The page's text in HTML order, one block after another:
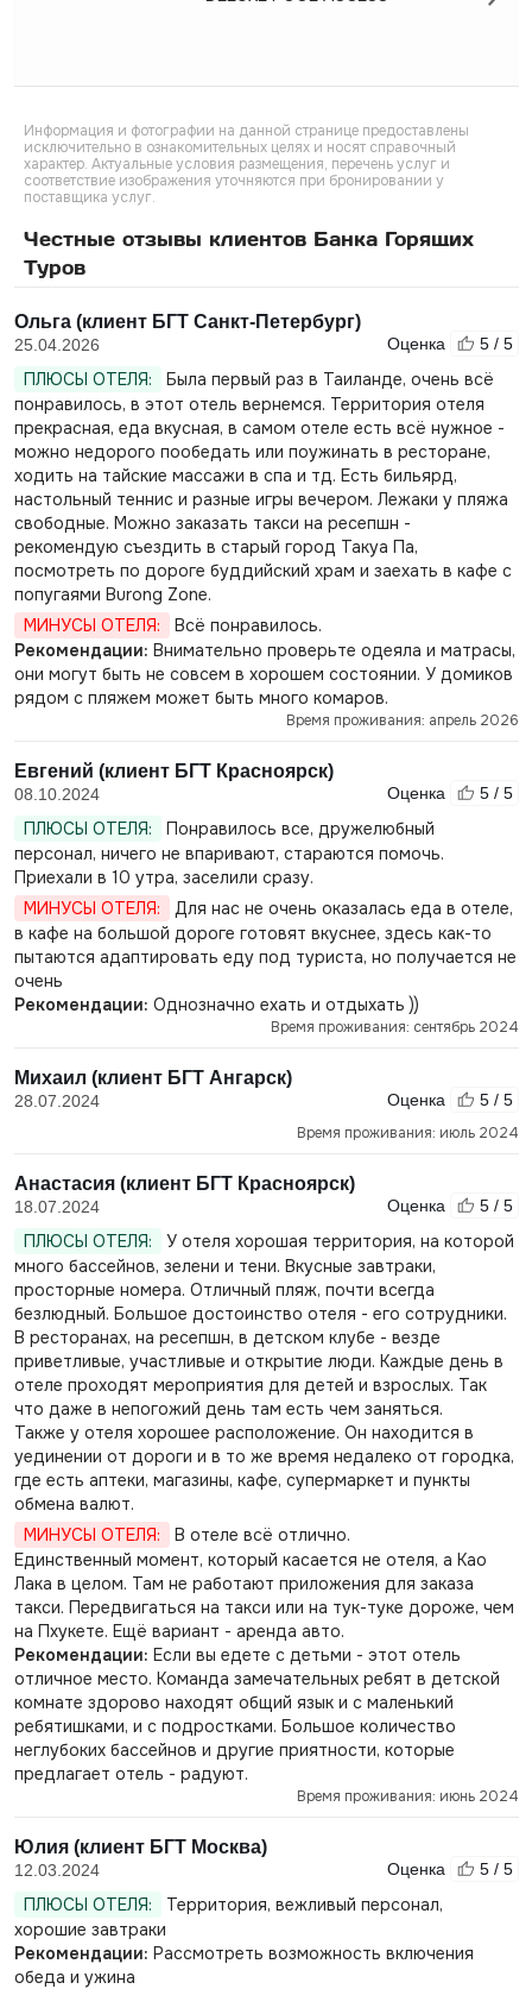
Информация и фотографии на данной странице предоставлены
исключительно в ознакомительных целях и носят справочный
характер. Актуальные условия размещения, перечень услуг и
соответствие изображения уточняются при бронировании у
поставщика услуг.
Честные отзывы клиентов Банка Горящих
Туров
Ольга (клиент БГТ Санкт-Петербург)
25.04.2026 Оценка 5 / 5
ПЛЮСЫ ОТЕЛЯ:
Была первый раз в Таиланде, очень всё
понравилось, в этот отель вернемся. Территория отеля
прекрасная, еда вкусная, в самом отеле есть всё нужное -
можно недорого пообедать или поужинать в ресторане,
ходить на тайские массажи в спа и тд. Есть бильярд,
настольный теннис и разные игры вечером. Лежаки у пляжа
свободные. Можно заказать такси на ресепшн -
рекомендую съездить в старый город Такуа Па,
посмотреть по дороге буддийский храм и заехать в кафе с
попугаями Burong Zone.
МИНУСЫ ОТЕЛЯ:
Всё понравилось.
Рекомендации: Внимательно проверьте одеяла и матрасы,
они могут быть не совсем в хорошем состоянии. У домиков
рядом с пляжем может быть много комаров.
Время проживания: апрель 2026
Евгений (клиент БГТ Красноярск)
08.10.2024 Оценка 5 / 5
ПЛЮСЫ ОТЕЛЯ:
Понравилось все, дружелюбный
персонал, ничего не впаривают, стараются помочь.
Приехали в 10 утра, заселили сразу.
МИНУСЫ ОТЕЛЯ:
Для нас не очень оказалась еда в отеле,
в кафе на большой дороге готовят вкуснее, здесь как-то
пытаются адаптировать еду под туриста, но получается не
очень
Рекомендации: Однозначно ехать и отдыхать ))
Время проживания: сентябрь 2024
Михаил (клиент БГТ Ангарск)
28.07.2024 Оценка
5 / 5
Время проживания: июль 2024
Анастасия (клиент БГТ Красноярск)
18.07.2024 Оценка 5 / 5
ПЛЮСЫ ОТЕЛЯ:
У отеля хорошая территория, на которой
много бассейнов, зелени и тени. Вкусные завтраки,
просторные номера. Отличный пляж, почти всегда
безлюдный. Большое достоинство отеля - его сотрудники.
В ресторанах, на ресепшн, в детском клубе - везде
приветливые, участливые и открытие люди. Каждые день в
отеле проходят мероприятия для детей и взрослых. Так
что даже в непогожий день там есть чем заняться.
Также у отеля хорошее расположение. Он находится в
уединении от дороги и в то же время недалеко от городка,
где есть аптеки, магазины, кафе, супермаркет и пункты
обмена валют.
МИНУСЫ ОТЕЛЯ:
В отеле всё отлично.
Единственный момент, который касается не отеля, а Као
Лака в целом. Там не работают приложения для заказа
такси. Передвигаться на такси или на тук-туке дороже, чем
на Пхукете. Ещё вариант - аренда авто.
Рекомендации: Если вы едете с детьми - этот отель
отличное место. Команда замечательных ребят в детской
комнате здорово находят общий язык и с маленький
ребятишками, и с подростками. Большое количество
неглубоких бассейнов и другие приятности, которые
предлагает отель - радуют.
Время проживания: июнь 2024
Юлия (клиент БГТ Москва)
12.03.2024 Оценка 5 / 5
ПЛЮСЫ ОТЕЛЯ:
Территория, вежливый персонал,
хорошие завтраки
Рекомендации: Рассмотреть возможность включения
обеда и ужина